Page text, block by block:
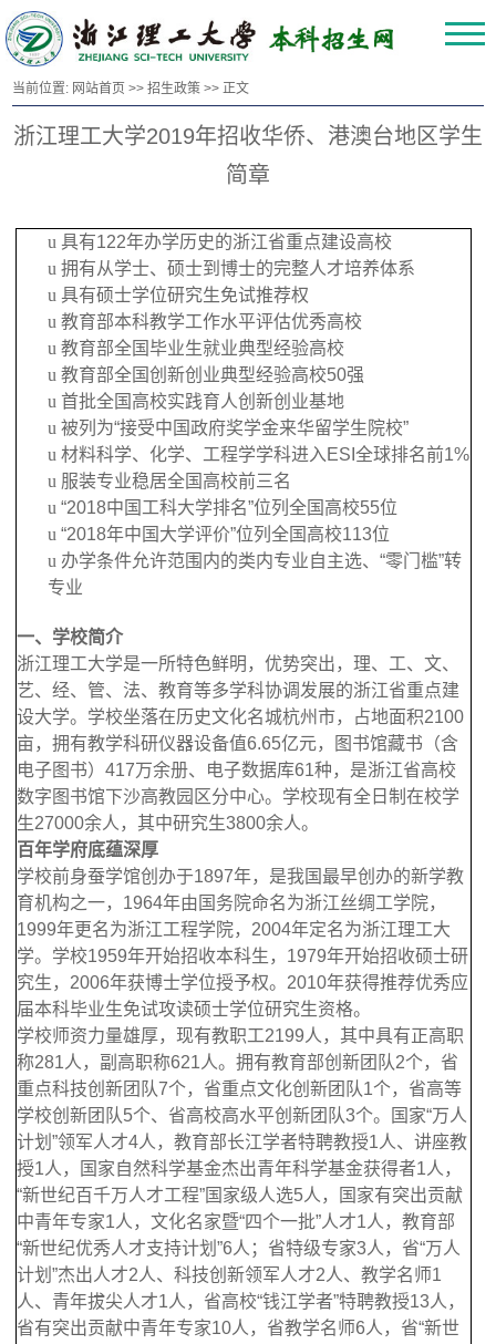
当前位置: 网站首页 >>招生政策 >> 正文
浙江理工大学2019年招收华侨、港澳台地区学生
简章
u 具有122年办学历史的浙江省重点建设高校
u 拥有从学士、硕士到博士的完整人才培养体系
u 具有硕士学位研究生免试推荐权
u 教育部本科教学工作水平评估优秀高校
u 教育部全国毕业生就业典型经验高校
u 教育部全国创新创业典型经验高校50强
u 首批全国高校实践育人创新创业基地
u 被列为“接受中国政府奖学金来华留学生院校”
u 材料科学、化学、工程学学科进入 ESI 全球排名前1%
u 服装专业稳居全国高校前三名
u “2018中国工科大学排名”位列全国高校55位
u “2018年中国大学评价”位列全国高校113位
u 办学条件允许范围内的类内专业自主选、“零门槛”转
专业
一、学校简介
浙江理工大学是一所特色鲜明，优势突出，理、工、文、
艺、经、管、法、教育等多学科协调发展的浙江省重点建
设大学。学校坐落在历史文化名城杭州市，占地面积2100
亩，拥有教学科研仪器设备值6.65亿元，图书馆藏书（含
电子图书）417万余册、电子数据库61种，是浙江省高校
数字图书馆下沙高教园区分中心。学校现有全日制在校学
生27000余人，其中研究生3800余人。
百年学府底蕴深厚
学校前身蚕学馆创办于1897年，是我国最早创办的新学教
育机构之一，1964年由国务院命名为浙江丝绸工学院，
1999年更名为浙江工程学院，2004年定名为浙江理工大
学。学校1959年开始招收本科生，1979年开始招收硕士研
究生，2006年获博士学位授予权。2010年获得推荐优秀应
届本科毕业生免试攻读硕士学位研究生资格。
学校师资力量雄厚，现有教职工2199人，其中具有正高职
称281人，副高职称621人。拥有教育部创新团队2个，省
重点科技创新团队7个，省重点文化创新团队1个，省高等
学校创新团队5个、省高校高水平创新团队3个。国家“万人
计划”领军人才4人，教育部长江学者特聘教授1人、讲座教
授1人，国家自然科学基金杰出青年科学基金获得者1人，
“新世纪百千万人才工程”国家级人选5人，国家有突出贡献
中青年专家1人，文化名家暨“四个一批”人才1人，教育部
“新世纪优秀人才支持计划”6人；省特级专家3人，省“万人
计划”杰出人才2人、科技创新领军人才2人、教学名师1
人、青年拔尖人才1人，省高校“钱江学者”特聘教授13人，
省有突出贡献中青年专家10人，省教学名师6人，省“新世